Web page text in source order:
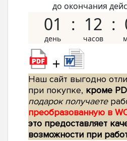
до окончания
01 12
+
Наш сайт выгодно
при покупке, кроме
подарок получаете
преобразованную в
это предоставляет
возможности при